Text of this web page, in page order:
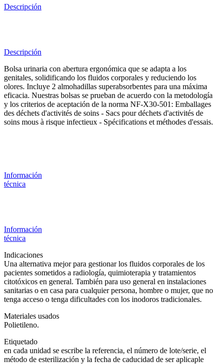
Descripción
Descripción
Bolsa urinaria con abertura ergonómica que se adapta a los
genitales, solidificando los fluidos corporales y reduciendo los
olores. Incluye 2 almohadillas superabsorbentes para una máxima
eficacia. Nuestras bolsas se prueban de acuerdo con la metodología
y los criterios de aceptación de la norma NF-X30-501: Emballages
des déchets d'activités de soins - Sacs pour déchets d'activités de
soins mous à risque infectieux - Spécifications et méthodes d'essais.
Información
técnica
Información
técnica
Indicaciones
Una alternativa mejor para gestionar los fluidos corporales de los
pacientes sometidos a radiología, quimioterapia y tratamientos
citotóxicos en general. También para uso general en instalaciones
sanitarias o en casa para cualquier persona, hombre o mujer, que no
tenga acceso o tenga dificultades con los inodoros tradicionales.
Materiales usados
Polietileno.
Etiquetado
en cada unidad se escribe la referencia, el número de lote/serie, el
método de esterilización y la fecha de caducidad de ser aplicaple